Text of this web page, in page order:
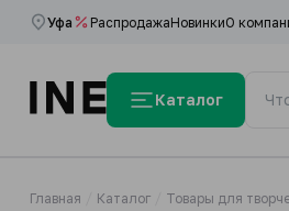
Уфа РаспродажаНовинкиО
Каталог
Главная Каталог Товары для